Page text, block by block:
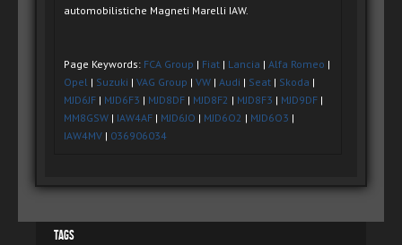
automobilistiche Magneti Marelli IAW.
Page Keywords: FCA Group | Fiat | Lancia | Alfa Romeo |
Opel | Suzuki | VAG Group | VW | Audi | Seat | Skoda |
MJD6JF | MJD6F3 | MJD8DF | MJD8F2 | MJD8F3 | MJD9DF |
MM8GSW | IAW4AF | MJD6JO | MJD6O2 | MJD6O3 |
IAW4MV | 036906034
Tags